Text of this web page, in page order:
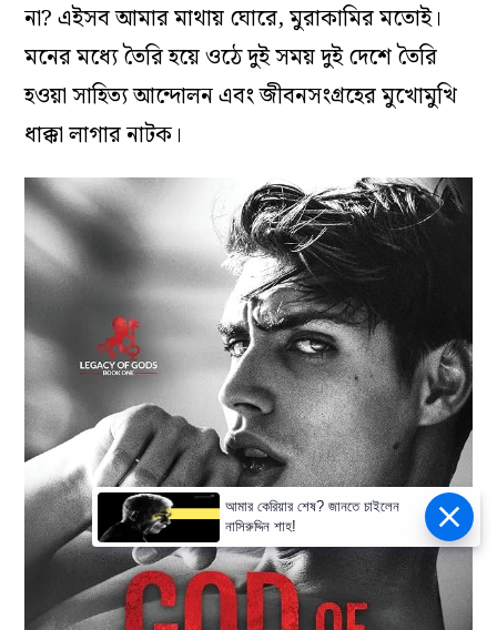
না? এইসব আমার মাথায় ঘোরে, মুরাকামির মতোই।
মনের মধ্যে তৈরি হয়ে ওঠে দুই সময় দুই দেশে তৈরি
হওয়া সাহিত্য আন্দোলন এবং জীবনসংগ্রহের মুখোমুখি
ধাক্কা লাগার নাটক।
আমার কেরিয়ার শেষ? জানতে চাইলেন
নাসিরুদ্দিন শাহ!